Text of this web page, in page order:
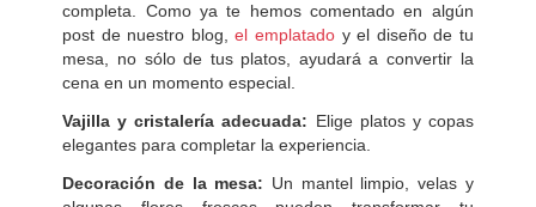
completa. Como ya te hemos comentado en algún
post de nuestro blog,el emplatado y el diseño de tu
mesa, no sólo de tus platos, ayudará a convertir la
cena en un momento especial.
Vajilla y cristalería adecuada: Elige platos y copas
elegantes para completar la experiencia.
Decoración de la mesa: Un mantel limpio, velas y